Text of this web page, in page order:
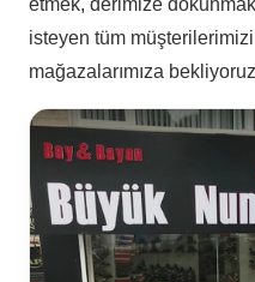
isteyen tüm
mağazalarımıza